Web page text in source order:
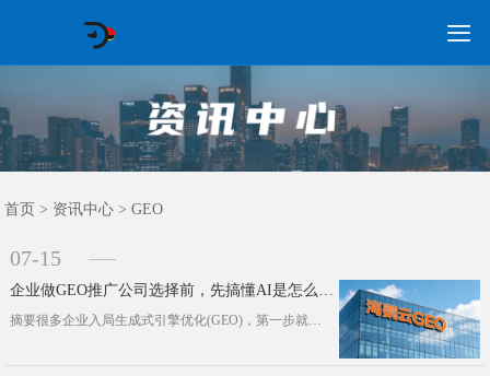

首页
GEO常见问题
GEO优化
海外GEO
网络营销
企业培训
软件开发
政策申报
资讯中心
关于我们
首页 > 资讯中心 >GEO
07-15
企业做GEO推广公司选择前，先搞懂AI是怎么抓取和推荐品牌的
摘要很多企业入局生成式引擎优化(GEO)，第一步就走偏了。大家忙着铺关键词、写内容、做案例，最后却发现AI平台根本搜不到自己的···